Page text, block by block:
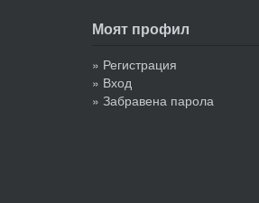
Моят профил
» Регистрация
» Вход
» Забравена парола